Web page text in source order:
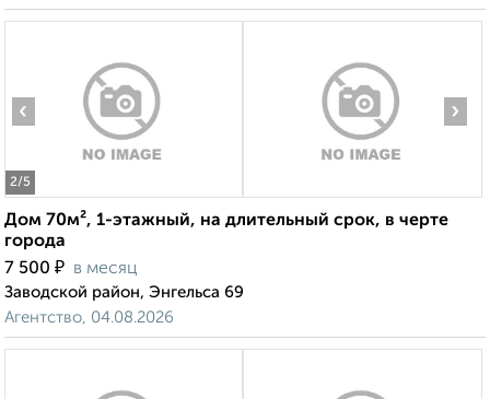
2/5
‹ ›
Дом 70м², 1-этажный, на длительный срок, в черте
города
7 500 ₽ в месяц
Заводской район, Энгельса 69
Агентство, 04.08.2026